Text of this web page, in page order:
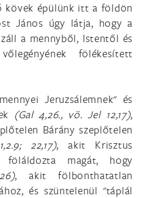
kövek épülünk itt a földön
János úgy látja, hogy a
a mennyből, Istentől és
fölékesített
Jeruzsálemnek" és
(Gal 4,26., vö. Jel 12,17),
Bárány szeplőtelen
22,17), akit Krisztus
magát, hogy
, akit fölbonthatatlan
és szüntelenül "táplál